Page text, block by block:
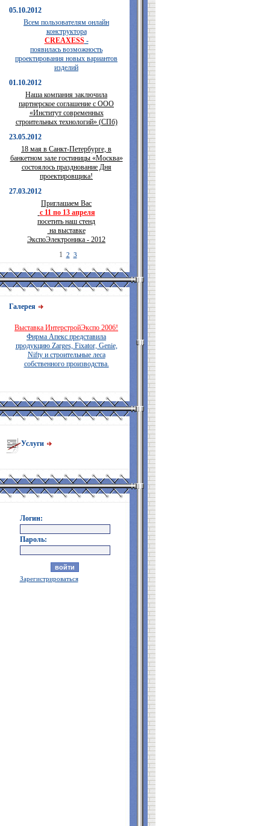
05.10.2012
Всем пользователям онлайн
конструктора
CREAXESS-
появилась возможность
проектирования новых вариантов
изделий
01.10.2012
Наша компания заключила
партнерское соглашение с ООО
«Институт современных
строительных технологий» (СПб)
23.05.2012
18 мая в Санкт-Петербурге, в
банкетном зале гостиницы «Москва»
состоялось празднование Дня
проектировщика!
27.03.2012
Приглашаем Вас
с 11 по 13 апреля
посетить наш стенд
на выставке
ЭкспоЭлектроника - 2012
1 2 3
Галерея
Выставка ИнтерстройЭкспо 2006!
Фирма Апекс представила
продукцию Zarges, Fixator, Genie,
Nifty и строительные леса
собственного производства.
Услуги
Логин:
Пароль:
Зарегистрироваться